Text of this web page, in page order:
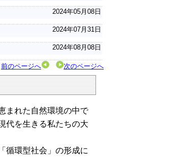
2024年05月08日
2024年07月31日
2024年08月08日
前のページへ 次のページへ
まれた自然環境の中で
代を生きる私たちの大
循環型社会」の形成に